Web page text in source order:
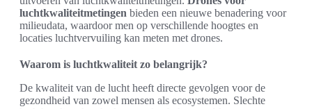
luchtkwaliteitmetingen bieden een nieuwe benadering voor
milieudata, waardoor men op verschillende hoogtes en
locaties luchtvervuiling kan meten met drones.
Waarom is luchtkwaliteit zo belangrijk?
De kwaliteit van de lucht heeft directe gevolgen voor de
gezondheid van zowel mensen als ecosystemen. Slechte